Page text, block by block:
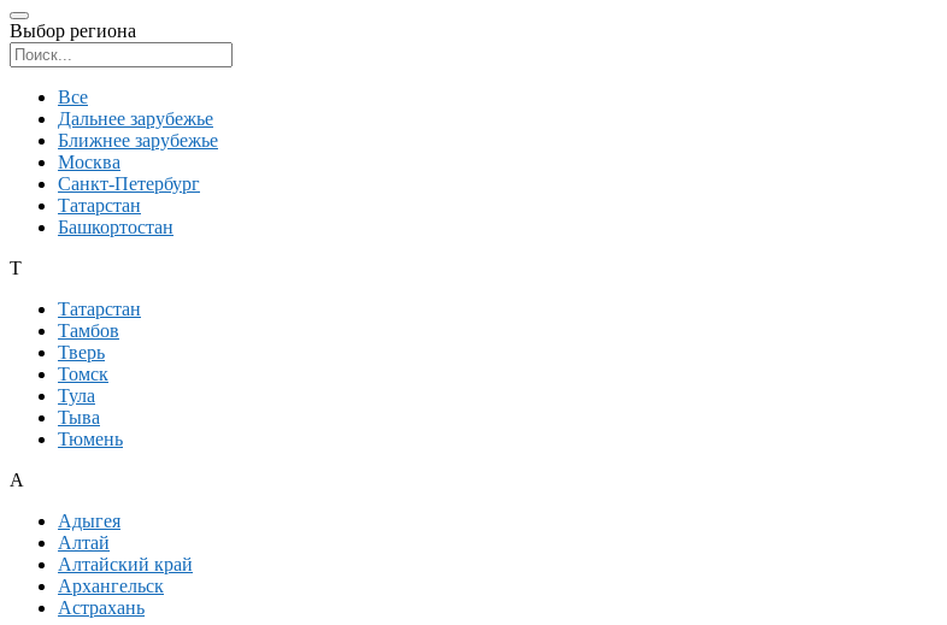
Выбор региона
Все
Дальнее зарубежье
Ближнее зарубежье
Москва
Санкт-Петербург
Татарстан
Башкортостан
Т
Татарстан
Тамбов
Тверь
Томск
Тула
Тыва
Тюмень
А
Адыгея
Алтай
Алтайский край
Архангельск
Астрахань